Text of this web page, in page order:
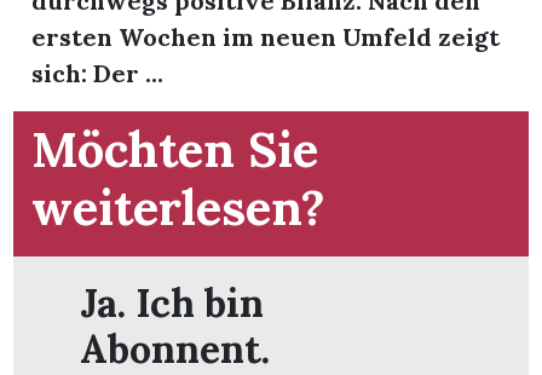
ersten Wochen im neuen Umfeld zeigt
sich: Der ...
Möchten Sie
weiterlesen?
Ja. Ich bin
Abonnent.